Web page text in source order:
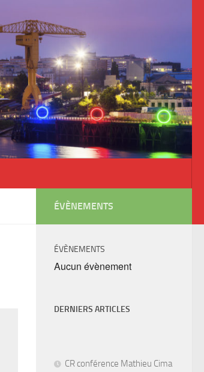
ÉVÈNEMENTS
ÉVÈNEMENTS
Aucun évènement
DERNIERS ARTICLES
CR conférence Mathieu Cima